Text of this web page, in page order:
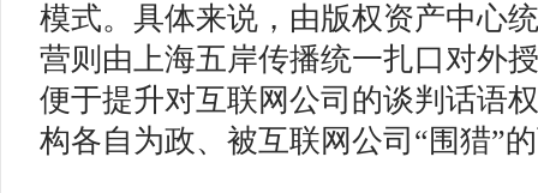
模式。具体来说，由版权资产中心
营则由上海五岸传播统一扎口对外
便于提升对互联网公司的谈判话语
构各自为政、被互联网公司“围猎”